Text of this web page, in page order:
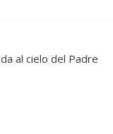
al cielo del Padre